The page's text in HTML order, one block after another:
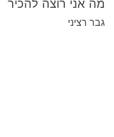
מה אני רוצה להכיר
גבר רציני